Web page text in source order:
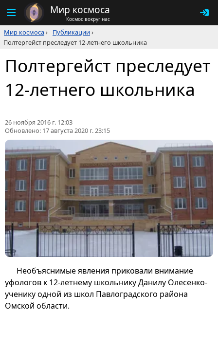
Мир космоса
Космос вокруг нас
Мир космоса› Публикации›
Полтергейст преследует 12-летнего школьника
Полтергейст преследует
12-летнего школьника
26 ноября 2016 г. 12:03
Обновлено: 17 августа 2020 г. 23:15
Необъяснимые явления приковали внимание
уфологов к 12-летнему школьнику Данилу Олесенко-
ученику одной из школ Павлоградского района
Омской области.